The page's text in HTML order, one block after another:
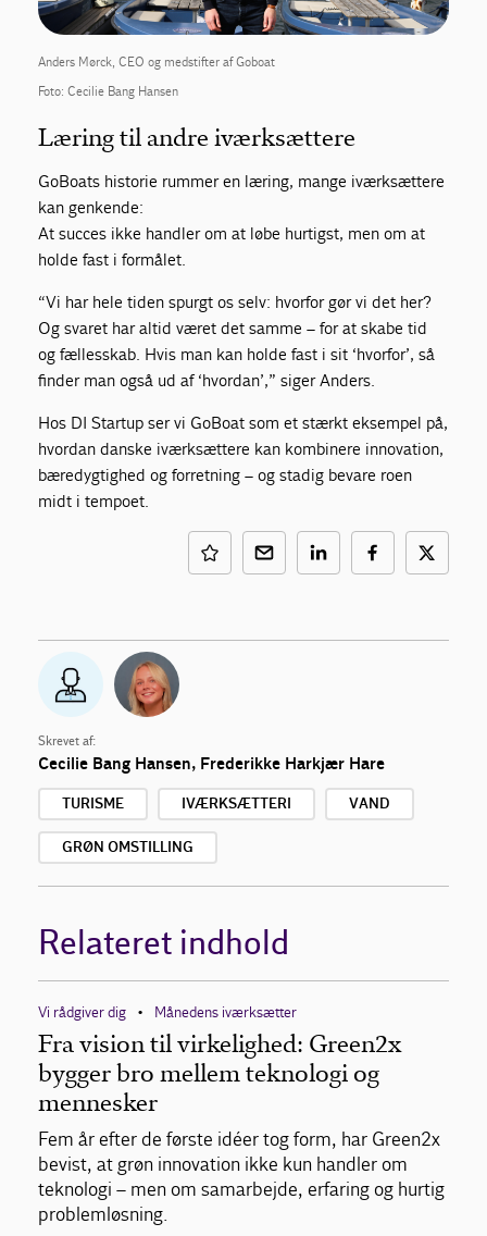
Anders Mørck, CEO og medstifter af Goboat
Foto: Cecilie Bang Hansen
Læring til andre iværksættere
GoBoats historie rummer en læring, mange iværksættere
kan genkende:
At succes ikke handler om at løbe hurtigst, men om at
holde fast i formålet.
“Vi har hele tiden spurgt os selv: hvorfor gør vi det her?
Og svaret har altid været det samme – for at skabe tid
og fællesskab. Hvis man kan holde fast i sit ‘hvorfor’, så
finder man også ud af ‘hvordan’,” siger Anders.
Hos DI Startup ser vi GoBoat som et stærkt eksempel på,
hvordan danske iværksættere kan kombinere innovation,
bæredygtighed og forretning – og stadig bevare roen
midt i tempoet.
Skrevet af:
Cecilie Bang Hansen, Frederikke Harkjær Hare
TURISME IVÆRKSÆTTERI VAND
GRØN OMSTILLING
Relateret indhold
Vi rådgiver dig • Månedens iværksætter
Fra vision til virkelighed: Green2x
bygger bro mellem teknologi og
mennesker
Fem år efter de første idéer tog form, har Green2x
bevist, at grøn innovation ikke kun handler om
teknologi – men om samarbejde, erfaring og hurtig
problemløsning.